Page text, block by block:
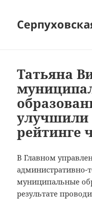
Татьяна
улучшили
рейтинге
В Главном
административно-
муниципальные
результате